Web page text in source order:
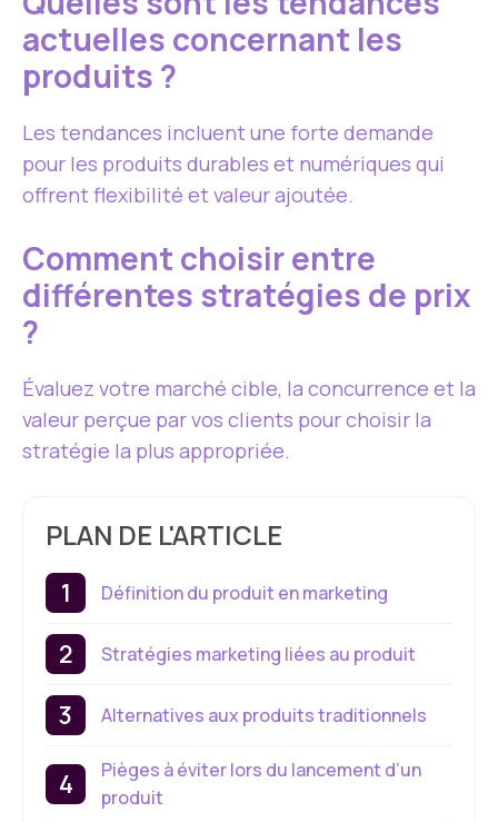
actuelles concernant les
produits ?
Les tendances incluent une forte demande
pour les produits durables et numériques qui
offrent flexibilité et valeur ajoutée.
Comment choisir entre
différentes stratégies de prix
?
Évaluez votre marché cible, la concurrence et la
valeur perçue par vos clients pour choisir la
stratégie la plus appropriée.
PLAN DE L'ARTICLE
Définition du produit en marketing
Stratégies marketing liées au produit
Alternatives aux produits traditionnels
Pièges à éviter lors du lancement d’un
produit